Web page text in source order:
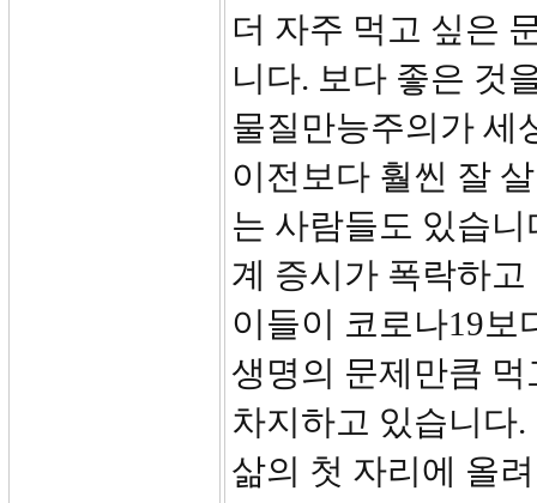
더 자주 먹고 싶은
니다. 보다 좋은 것
물질만능주의가 세
이전보다 훨씬 잘
는 사람들도 있습
계 증시가 폭락하
이들이 코로나19보
생명의 문제만큼
차지하고 있습니다
삶의 첫 자리에 올